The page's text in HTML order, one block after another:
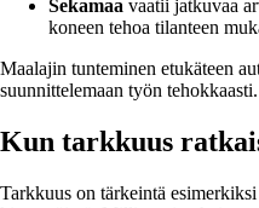
Sekamaa vaatii jatkuvaa
koneen tehoa tilanteen
Maalajin tunteminen etukäteen
suunnittelemaan työn tehokkaasti.
Kun tarkkuus
Tarkkuus on tärkeintä